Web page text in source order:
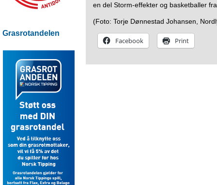
Grasrotandelen
en del Storm-effekter og basketballer
(Foto: Torje Dønnestad Johansen,
Facebook Print